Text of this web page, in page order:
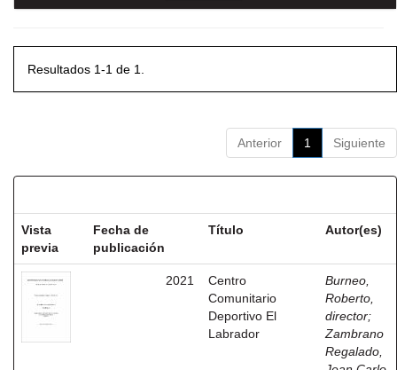
Resultados 1-1 de 1.
Anterior 1 Siguiente
Vista
previa
Fecha de
publicación
Título Autor(es)
2021
Centro
Comunitario
Deportivo El
Labrador
Burneo,
Roberto,
director;
Zambrano
Regalado,